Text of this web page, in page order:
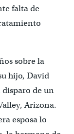
falta de
sobre la
hijo, David
disparo de un
Arizona.
esposa lo